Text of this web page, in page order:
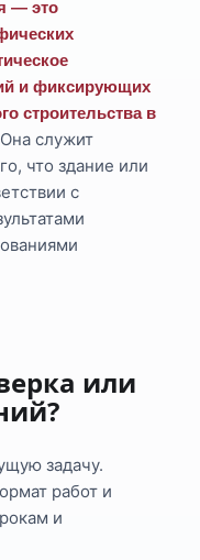
— это
и фиксирующих
строительства в
Она служит
что здание или
с
или
задачу.
работ и
и